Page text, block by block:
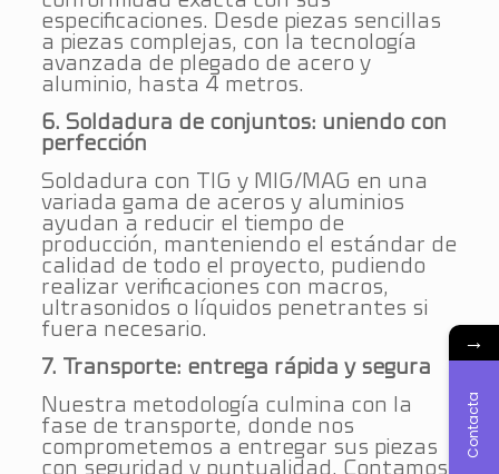
especificaciones. Desde piezas sencillas
a piezas complejas, con la tecnología
avanzada de plegado de acero y
aluminio, hasta 4 metros.
6. Soldadura de conjuntos: uniendo con
perfección
Soldadura con TIG y MIG/MAG en una
variada gama de aceros y aluminios
ayudan a reducir el tiempo de
producción, manteniendo el estándar de
calidad de todo el proyecto, pudiendo
realizar verificaciones con macros,
ultrasonidos o líquidos penetrantes si
fuera necesario.
7. Transporte: entrega rápida y segura
Nuestra metodología culmina con la
fase de transporte, donde nos
comprometemos a entregar sus piezas
con seguridad y puntualidad. Contamos
→
Contacta